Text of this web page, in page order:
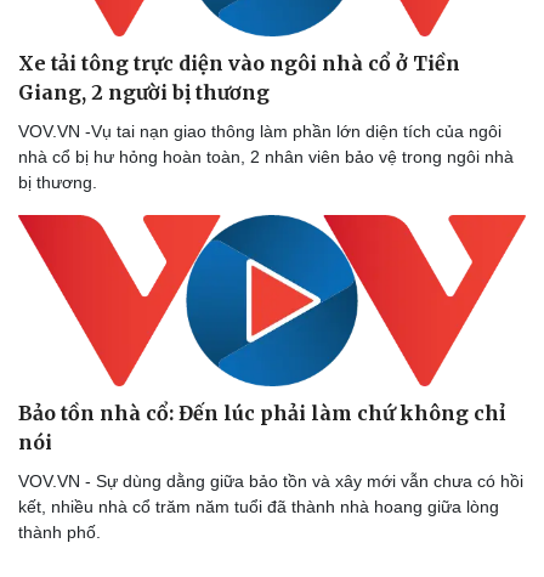
Sức khỏe
Xe tải tông trực diện vào ngôi nhà cổ ở Tiền
Giang, 2 người bị thương
VOV.VN -Vụ tai nạn giao thông làm phần lớn diện tích của ngôi
nhà cổ bị hư hỏng hoàn toàn, 2 nhân viên bảo vệ trong ngôi nhà
bị thương.
Bảo tồn nhà cổ: Đến lúc phải làm chứ không chỉ
nói
VOV.VN - Sự dùng dằng giữa bảo tồn và xây mới vẫn chưa có hồi
kết, nhiều nhà cổ trăm năm tuổi đã thành nhà hoang giữa lòng
thành phố.